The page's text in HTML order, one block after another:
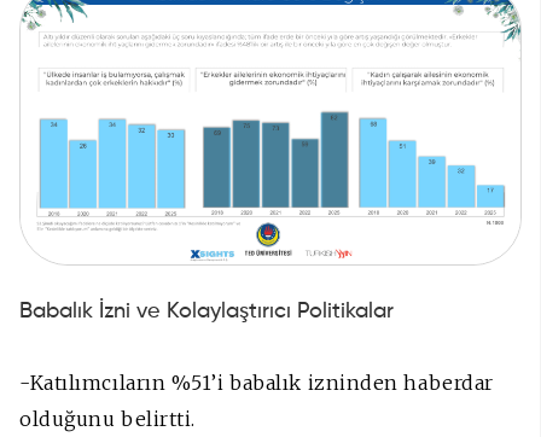
Babalık İzni ve Kolaylaştırıcı Politikalar
-Katılımcıların %51’i babalık izninden haberdar
olduğunu belirtti.